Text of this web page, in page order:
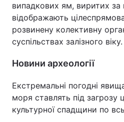
випадкових ям, виритих
відображають
розвинену колективну
суспільствах залізного віку.
Новини археології
Екстремальні погодні
моря ставлять під загрозу
культурної спадщини по